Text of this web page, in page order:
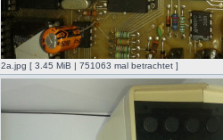
2a.jpg [ 3.45 MiB | 751063 mal betrachtet ]